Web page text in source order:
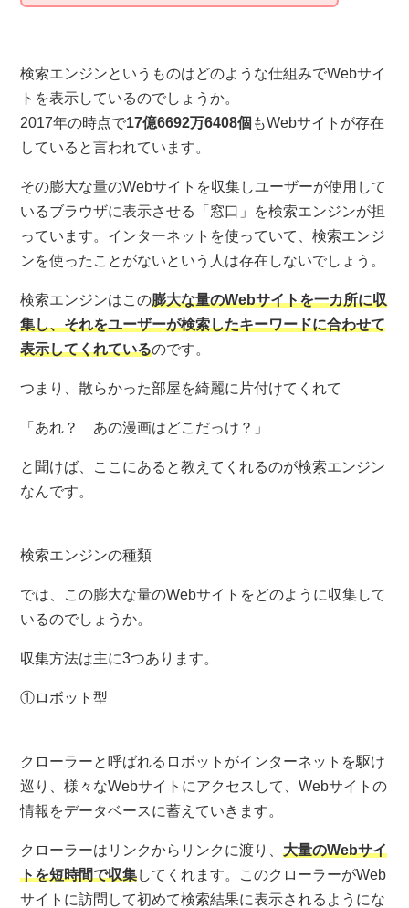
検索エンジンというものはどのような仕組みでWebサイ
トを表示しているのでしょうか。
2017年の時点で17億6692万6408個 もWebサイトが存在
していると言われています。
その膨大な量のWebサイトを収集しユーザーが使用して
いるブラウザに表示させる「窓口」を検索エンジンが担
っています。インターネットを使っていて、検索エンジ
ンを使ったことがないという人は存在しないでしょう。
検索エンジンはこの膨大な量のWebサイトを一カ所に収
集し、それをユーザーが検索したキーワードに合わせて
表示してくれているのです。
つまり、散らかった部屋を綺麗に片付けてくれて
「あれ？ あの漫画はどこだっけ？」
と聞けば、ここにあると教えてくれるのが検索エンジン
なんです。
検索エンジンの種類
では、この膨大な量のWebサイトをどのように収集して
いるのでしょうか。
収集方法は主に3つあります。
①ロボット型
クローラーと呼ばれるロボットがインターネットを駆け
巡り、様々なWebサイトにアクセスして、Webサイトの
情報をデータベースに蓄えていきます。
クローラーはリンクからリンクに渡り、大量のWebサイ
トを短時間で収集してくれます。このクローラーがWeb
サイトに訪問して初めて検索結果に表示されるようにな